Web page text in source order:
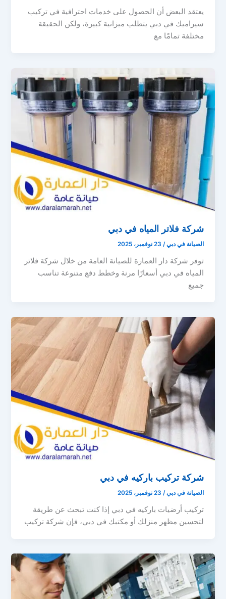
يعتقد البعض أن الحصول على خدمات احترافية في تركيب
سيراميك في دبي يتطلب ميزانية كبيرة، ولكن الحقيقة
مختلفة تمامًا مع
شركة فلاتر المياه في دبي
الصيانة في دبي/ 23 نوفمبر، 2025
توفر شركة دار العمارة للصيانة العامة من خلال شركة فلاتر
المياه في دبي أسعارًا مرنة وخطط دفع متنوعة تناسب
جميع
شركة تركيب باركيه في دبي
الصيانة في دبي/ 23 نوفمبر، 2025
تركيب أرضيات باركيه في دبي إذا كنت تبحث عن طريقة
لتحسين مظهر منزلك أو مكتبك في دبي، فإن شركة تركيب